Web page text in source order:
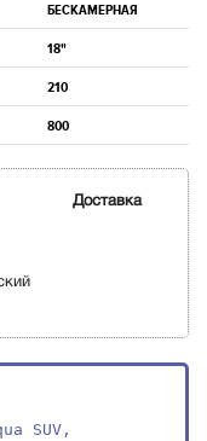
БЕСКАМЕРНАЯ
18"
210
800
Доставка
SUV,